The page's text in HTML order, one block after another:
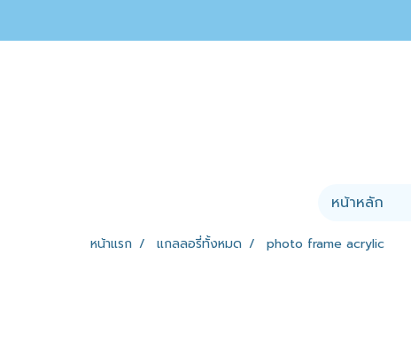
หน้าหลัก
หน้าแรก แกลลอรี่ทั้งหมด photo frame acrylic